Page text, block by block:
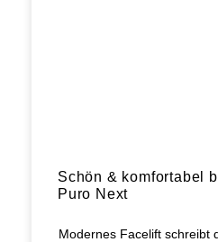
Schön & komfortabel
Puro Next
Modernes Facelift schreibt